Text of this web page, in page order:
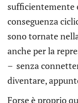
sufficientemente
conseguenza
sono tornate
anche per la
– senza
diventare,
Forse è proprio